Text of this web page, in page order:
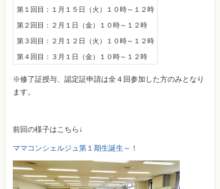
第１回目：１月１５日（火）１０時～１２時
第２回目：２月１日（金）１０時～１２時
第３回目：２月１２日（火）１０時～１２時
第４回目：３月１日（金）１０時～１２時
※修了証授与、認定証申請は全４回参加した方のみとなり
ます。
前回の様子はこちら↓
ママコンシェルジュ第１期生誕生～！